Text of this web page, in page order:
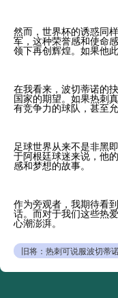
然而，世界杯的诱惑同
军，这种荣誉感和使命
领下再创辉煌。如果他
在我看来，波切蒂诺的
国家的期望。如果热刺
有竞争力的球队，甚至
足球世界从来不是非黑
于阿根廷球迷来说，他
感和梦想的故事。
作为旁观者，我期待看
话。而对于我们这些热
心潮澎湃。
旧将：热刺可说服波切蒂